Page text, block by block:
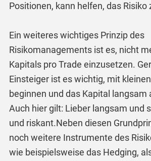
Positionen, kann helfen, das Risiko
Ein weiteres wichtiges Prinzip des
Risikomanagements ist es, nicht
Kapitals pro Trade einzusetzen.
Einsteiger ist es wichtig, mit
beginnen und das Kapital langsam
Auch hier gilt: Lieber langsam und
und riskant.Neben diesen
noch weitere Instrumente des
wie beispielsweise das Hedging,